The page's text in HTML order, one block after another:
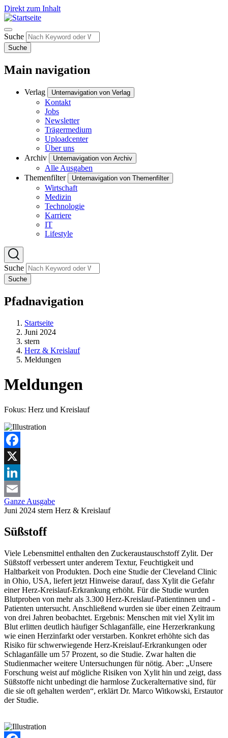
Direkt zum Inhalt
Suche
Suche
Main navigation
Verlag Unternavigation von Verlag
Kontakt
Jobs
Newsletter
Trägermedium
Uploadcenter
Über uns
Archiv
Unternavigation von Archiv
Alle Ausgaben
Themenfilter
Unternavigation von Themenfilter
Wirtschaft
Medizin
Technologie
Karriere
IT
Lifestyle
Suche
Suche
Pfadnavigation
Startseite
Juni 2024
stern
Herz & Kreislauf
Meldungen
Meldungen
Fokus: Herz und Kreislauf
Facebook
X
LinkedIn
Email
Ganze Ausgabe
Juni 2024 stern Herz & Kreislauf
Süßstoff
Viele Lebensmittel enthalten den Zuckeraustauschstoff Zylit. Der
Süßstoff verbessert unter anderem Textur, Feuchtigkeit und
Haltbarkeit von Produkten. Doch eine Studie der Cleveland Clinic
in Ohio, USA, liefert jetzt Hinweise darauf, dass Xylit die Gefahr
einer Herz-Kreislauf-Erkrankung erhöht. Für die Studie wurden
Blutproben von mehr als 3.300 Herz-Kreislauf-Patientinnen und -
Patienten untersucht. Anschließend wurden sie über einen Zeitraum
von drei Jahren beobachtet. Ergebnis: Menschen mit viel Xylit im
Blut erlitten deutlich häufiger Schlaganfälle, eine Herzerkrankung
wie einen Herzinfarkt oder verstarben. Konkret erhöhte sich das
Risiko für schwerwiegende Herz-Kreislauf-Erkrankungen oder
Schlaganfälle um 57 Prozent, so die Studie. Zwar halten die
Studienmacher weitere Untersuchungen für nötig. Aber: „Unsere
Forschung weist auf mögliche Risiken von Xylit hin und zeigt, dass
Süßstoffe nicht unbedingt die harmlose Zuckeralternative sind, für
die sie oft gehalten werden“, erklärt Dr. Marco Witkowski, Erstautor
der Studie.